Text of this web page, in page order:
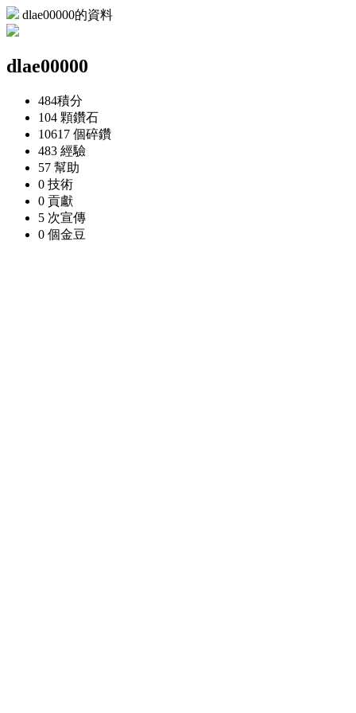
dlae00000的資料
dlae00000
484積分
104 顆鑽石
10617 個碎鑽
483 經驗
57 幫助
0 技術
0 貢獻
5 次宣傳
0 個金豆